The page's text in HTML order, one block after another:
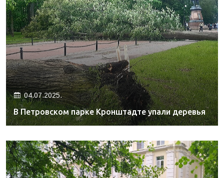
04.07.2025.
В Петровском парке Кронштадте упали деревья